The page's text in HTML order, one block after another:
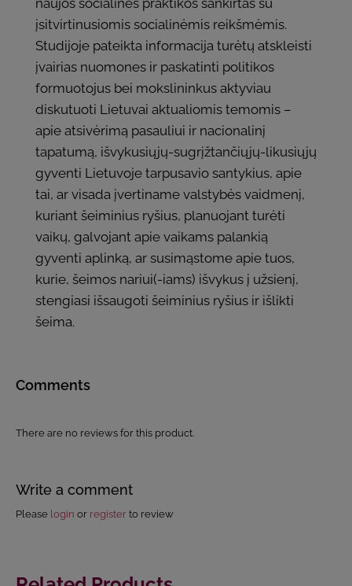
įsitvirtinusiomis socialinėmis reikšmėmis.
Studijoje pateikta informacija turėtų atskleisti
įvairias nuomones ir paskatinti politikos
formuotojus bei mokslininkus aktyviau
diskutuoti Lietuvai aktualiomis temomis –
apie atsivėrimą pasauliui ir nacionalinį
tapatumą, išvykusiųjų-sugrįžtančiųjų-likusiųjų
gyventi Lietuvoje tarpusavio santykius, apie
tai, ar visada įvertiname valstybės vaidmenį,
kuriant šeiminius ryšius, planuojant turėti
vaikų, galvojant apie vaikams palankią
gyventi aplinką, ar susimąstome apie tuos,
kurie, šeimos nariui(-iams) išvykus į užsienį,
stengiasi išsaugoti šeiminius ryšius ir išlikti
šeima.
Comments
There are no reviews for this product.
Write a comment
Please login or register to review